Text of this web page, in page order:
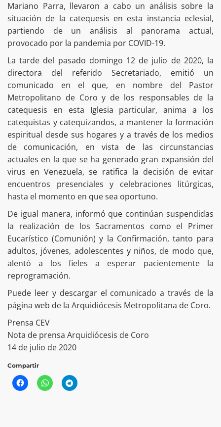
Mariano Parra, llevaron a cabo un análisis sobre la
situación de la catequesis en esta instancia eclesial,
partiendo de un análisis al panorama actual,
provocado por la pandemia por COVID-19.
La tarde del pasado domingo 12 de julio de 2020, la
directora del referido Secretariado, emitió un
comunicado en el que, en nombre del Pastor
Metropolitano de Coro y de los responsables de la
catequesis en esta Iglesia particular, anima a los
catequistas y catequizandos, a mantener la formación
espiritual desde sus hogares y a través de los medios
de comunicación, en vista de las circunstancias
actuales en la que se ha generado gran expansión del
virus en Venezuela, se ratifica la decisión de evitar
encuentros presenciales y celebraciones litúrgicas,
hasta el momento en que sea oportuno.
De igual manera, informó que continúan suspendidas
la realización de los Sacramentos como el Primer
Eucarístico (Comunión) y la Confirmación, tanto para
adultos, jóvenes, adolescentes y niños, de modo que,
alentó a los fieles a esperar pacientemente la
reprogramación.
Puede leer y descargar el comunicado a través de la
página web de la Arquidiócesis Metropolitana de Coro.
Prensa CEV
Nota de prensa Arquidiócesis de Coro
14 de julio de 2020
Compartir